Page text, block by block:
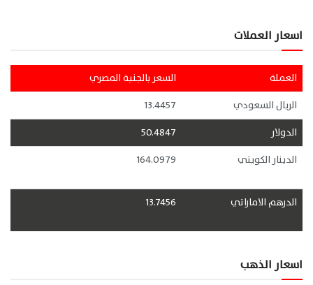
اسعار العملات
العملة
السعر بالجنية المصري
الريال السعودي
13.4457
الدولار
50.4847
الدينار الكويتي
164.0979
الدرهم الاماراتي 13.7456
اسعار الذهب